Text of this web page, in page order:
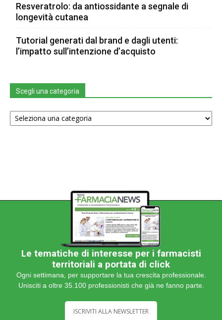
Resveratrolo: da antiossidante a segnale di
longevità cutanea
Tutorial generati dal brand e dagli utenti:
l’impatto sull’intenzione d’acquisto
Scegli una categoria
Scegli
una
Le tematiche di interesse per i farmacisti
territoriali a portata di click
Ogni settimana, per supportare la tua crescita professionale.
Unisciti a oltre 35.100 professionisti che già ne fanno parte.
ISCRIVITI ALLA NEWSLETTER